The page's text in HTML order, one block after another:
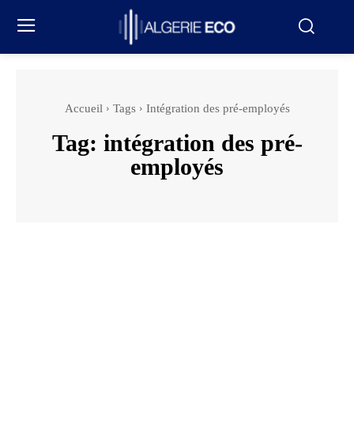
Accueil Tags Intégration des pré-employés
Tag: intégration des pré-
employés